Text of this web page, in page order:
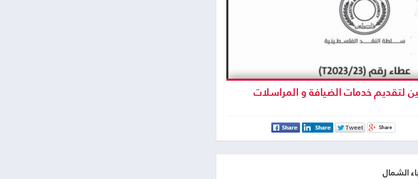
لتقديم خدمات الضيافة و المراسلات
الشمال